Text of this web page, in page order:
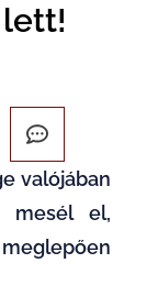
valójában
mesél el,